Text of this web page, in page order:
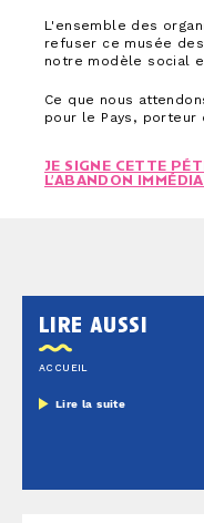
L'ensemble des
refuser ce musée
notre modèle social
Ce que nous
pour le Pays, porteur
JE SIGNE CETTE
L’ABANDON
lire aussi
ACCUEIL
Lire la suite